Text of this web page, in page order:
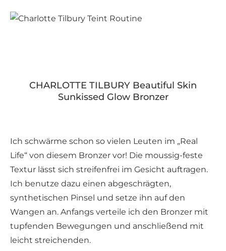
CHARLOTTE TILBURY Beautiful Skin
Sunkissed Glow Bronzer
Ich schwärme schon so vielen Leuten im „Real
Life“ von diesem Bronzer vor! Die moussig-feste
Textur lässt sich streifenfrei im Gesicht auftragen.
Ich benutze dazu einen abgeschrägten,
synthetischen Pinsel und setze ihn auf den
Wangen an. Anfangs verteile ich den Bronzer mit
tupfenden Bewegungen und anschließend mit
leicht streichenden.